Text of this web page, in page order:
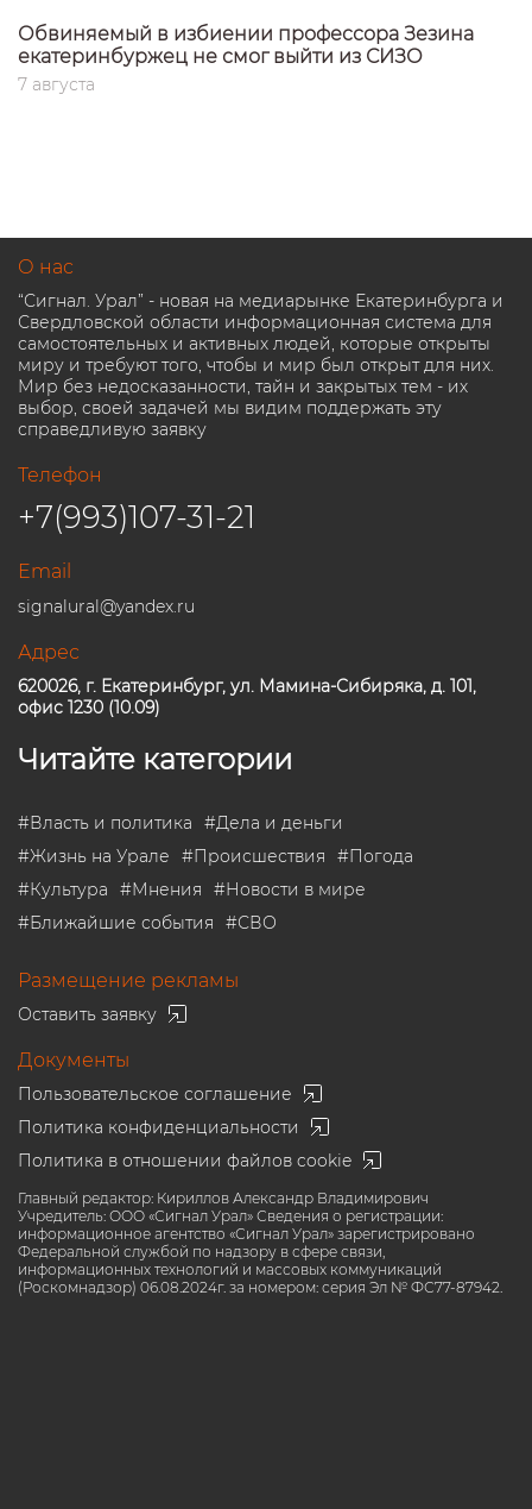
Обвиняемый в избиении профессора Зезина
екатеринбуржец не смог выйти из СИЗО
7 августа
О нас
“Сигнал. Урал” - новая на медиарынке Екатеринбурга и
Свердловской области информационная система для
самостоятельных и активных людей, которые открыты
миру и требуют того, чтобы и мир был открыт для них.
Мир без недосказанности, тайн и закрытых тем - их
выбор, своей задачей мы видим поддержать эту
справедливую заявку
Телефон
+7(993)107-31-21
Email
signalural@yandex.ru
Адрес
620026, г. Екатеринбург, ул. Мамина-Сибиряка, д. 101,
офис 1230 (10.09)
Читайте категории
#Власть и политика #Дела и деньги
#Жизнь на Урале #Происшествия #Погода
#Культура #Мнения #Новости в мире
#Ближайшие события #СВО
Размещение рекламы
Оставить заявку
Документы
Пользовательское соглашение
Политика конфиденциальности
Политика в отношении файлов cookie
Главный редактор: Кириллов Александр Владимирович
Учредитель: ООО «Сигнал Урал» Сведения о регистрации:
информационное агентство «Сигнал Урал» зарегистрировано
Федеральной службой по надзору в сфере связи,
информационных технологий и массовых коммуникаций
(Роскомнадзор) 06.08.2024г. за номером: серия Эл № ФС77-87942.